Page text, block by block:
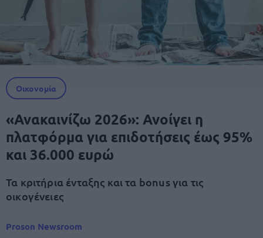
Οικονομία
«Ανακαινίζω 2026»: Ανοίγει η
πλατφόρμα για επιδοτήσεις έως 95%
και 36.000 ευρώ
Τα κριτήρια ένταξης και τα bonus για τις
οικογένειες
Proson Newsroom